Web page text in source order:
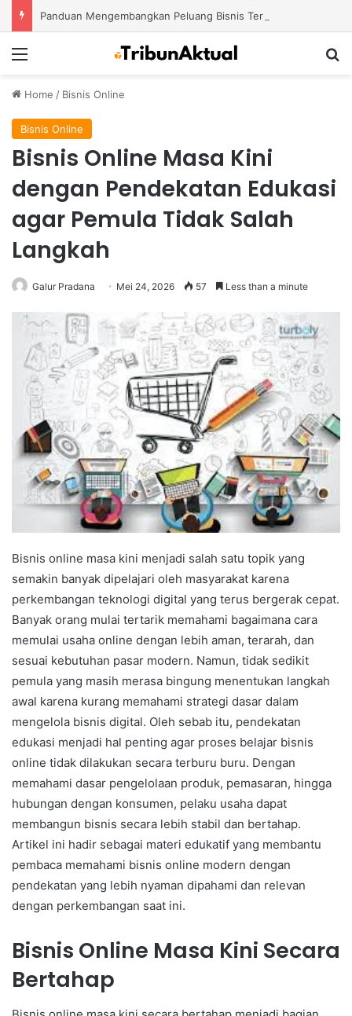
Home / Bisnis Online
Bisnis Online
Bisnis Online Masa Kini
dengan Pendekatan Edukasi
agar Pemula Tidak Salah
Langkah
Galur Pradana Mei 24, 2026 57 Less than a minute
Bisnis online masa kini menjadi salah satu topik yang
semakin banyak dipelajari oleh masyarakat karena
perkembangan teknologi digital yang terus bergerak cepat.
Banyak orang mulai tertarik memahami bagaimana cara
memulai usaha online dengan lebih aman, terarah, dan
sesuai kebutuhan pasar modern. Namun, tidak sedikit
pemula yang masih merasa bingung menentukan langkah
awal karena kurang memahami strategi dasar dalam
mengelola bisnis digital. Oleh sebab itu, pendekatan
edukasi menjadi hal penting agar proses belajar bisnis
online tidak dilakukan secara terburu buru. Dengan
memahami dasar pengelolaan produk, pemasaran, hingga
hubungan dengan konsumen, pelaku usaha dapat
membangun bisnis secara lebih stabil dan bertahap.
Artikel ini hadir sebagai materi edukatif yang membantu
pembaca memahami bisnis online modern dengan
pendekatan yang lebih nyaman dipahami dan relevan
dengan perkembangan saat ini.
Bisnis Online Masa Kini Secara
Bertahap